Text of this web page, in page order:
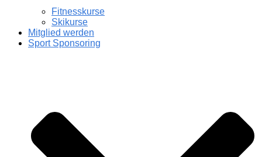
Fitnesskurse
Skikurse
Mitglied werden
Sport Sponsoring